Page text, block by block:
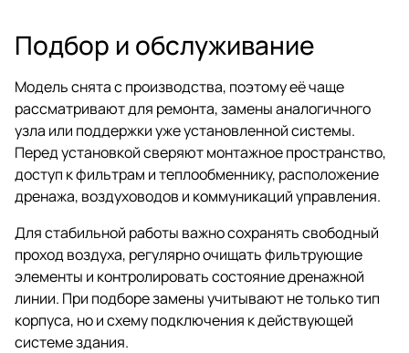
Подбор и обслуживание
Модель снята с производства, поэтому её чаще
рассматривают для ремонта, замены аналогичного
узла или поддержки уже установленной системы.
Перед установкой сверяют монтажное пространство,
доступ к фильтрам и теплообменнику, расположение
дренажа, воздуховодов и коммуникаций управления.
Для стабильной работы важно сохранять свободный
проход воздуха, регулярно очищать фильтрующие
элементы и контролировать состояние дренажной
линии. При подборе замены учитывают не только тип
корпуса, но и схему подключения к действующей
системе здания.